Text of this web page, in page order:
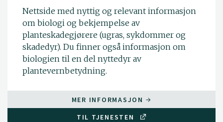
Nettside med nyttig og relevant informasjon
om biologi og bekjempelse av
planteskadegjørere (ugras, sykdommer og
skadedyr). Du finner også informasjon om
biologien til en del nyttedyr av
plantevernbetydning.
MER INFORMASJON
TIL TJENESTEN